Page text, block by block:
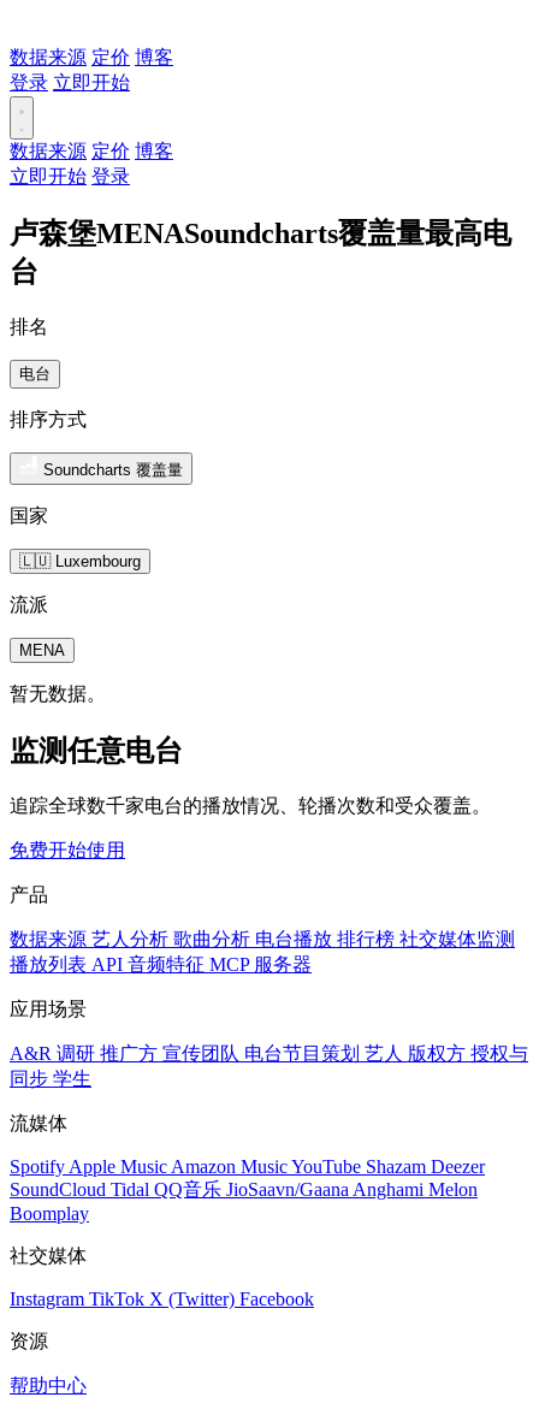
数据来源 定价 博客
登录 立即开始
数据来源 定价 博客
立即开始 登录
卢森堡MENASoundcharts覆盖量最高电
台
排名
电台
排序方式
Soundcharts 覆盖量
国家
🇱🇺 Luxembourg
流派
MENA
暂无数据。
监测任意电台
追踪全球数千家电台的播放情况、轮播次数和受众覆盖。
免费开始使用
产品
数据来源 艺人分析 歌曲分析 电台播放 排行榜 社交媒体监测
播放列表 API 音频特征 MCP 服务器
应用场景
A&R 调研 推广方 宣传团队 电台节目策划 艺人 版权方 授权与
同步 学生
流媒体
Spotify Apple Music Amazon MusicYouTube Shazam Deezer
SoundCloud Tidal QQ音乐 JioSaavn/Gaana Anghami Melon
Boomplay
社交媒体
Instagram TikTok X (Twitter) Facebook
资源
帮助中心